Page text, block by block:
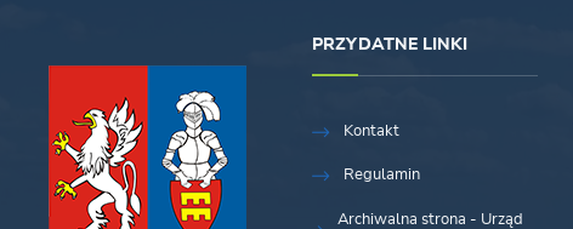
PRZYDATNE LINKI
Kontakt
Regulamin
Archiwalna strona - Urząd